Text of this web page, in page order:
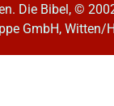
Die Bibel, ©
GmbH, Witten/